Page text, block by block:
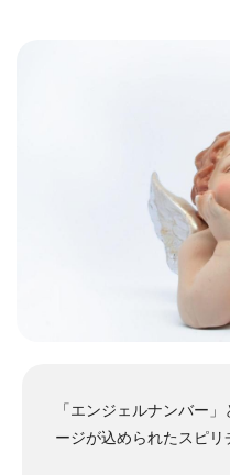
「エンジェルナンバー
ージが込められたスピリ